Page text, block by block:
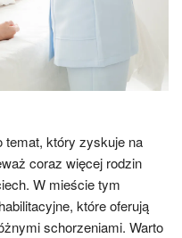
temat, który zyskuje na
coraz więcej rodzin
W mieście tym
które oferują
schorzeniami. Warto